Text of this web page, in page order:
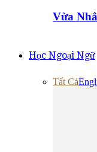
Vừa
Học Ngoại Ngữ
Tất Cả